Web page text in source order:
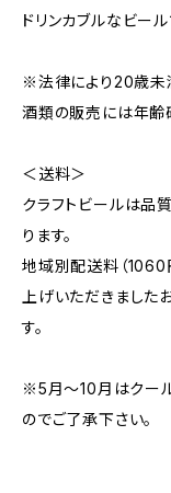
ドリンカブルなビール
※法律により20歳未
酒類の販売には年齢
＜送料＞
クラフトビールは品
ります。
地域別配送料（
上げいただきました
す。
※5月～10月はクー
のでご了承下さい。